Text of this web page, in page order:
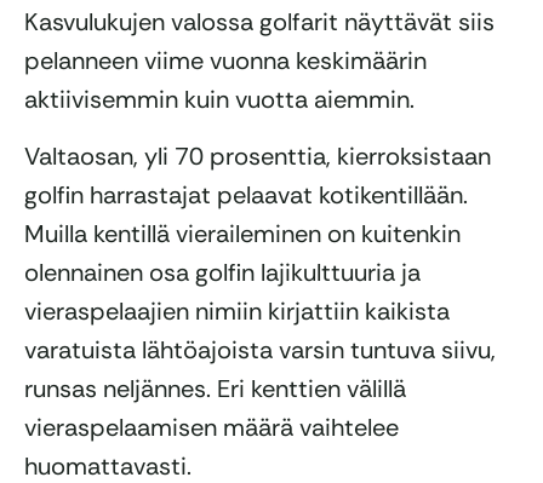
Kasvulukujen valossa golfarit näyttävät siis
pelanneen viime vuonna keskimäärin
aktiivisemmin kuin vuotta aiemmin.
Valtaosan, yli 70 prosenttia, kierroksistaan
golfin harrastajat pelaavat kotikentillään.
Muilla kentillä vieraileminen on kuitenkin
olennainen osa golfin lajikulttuuria ja
vieraspelaajien nimiin kirjattiin kaikista
varatuista lähtöajoista varsin tuntuva siivu,
runsas neljännes. Eri kenttien välillä
vieraspelaamisen määrä vaihtelee
huomattavasti.